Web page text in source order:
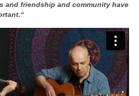
and friendship and community have